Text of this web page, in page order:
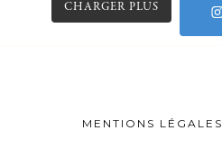
CHARGER PLUS
MENTIONS LÉGALES